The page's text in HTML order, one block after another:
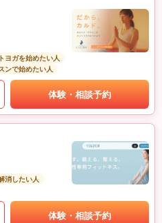
ヨガを始めたい人
ンで始めたい人
体験・相談予約
消したい人
体験・相談予約